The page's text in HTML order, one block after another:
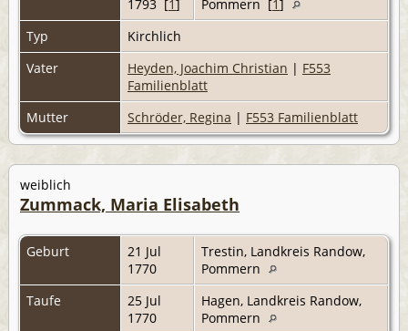
1793 [1]
Pommern [1]
Typ
Kirchlich
Vater
Heyden, Joachim Christian | F553
Familienblatt
Mutter
Schröder, Regina | F553 Familienblatt
weiblich
Zummack, Maria Elisabeth
Geburt
21 Jul
1770
Trestin, Landkreis Randow,
Pommern
Taufe
25 Jul
1770
Hagen, Landkreis Randow,
Pommern